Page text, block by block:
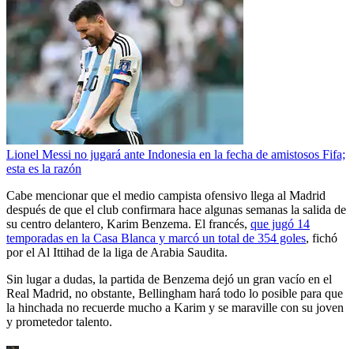
Lionel Messi no jugará ante Indonesia en la fecha de amistosos Fifa;
esta es la razón
Cabe mencionar que el medio campista ofensivo llega al Madrid
después de que el club confirmara hace algunas semanas la salida de
su centro delantero, Karim Benzema. El francés, que jugó 14
temporadas en la Casa Blanca y marcó un total de 354 goles, fichó
por el Al Ittihad de la liga de Arabia Saudita.
Sin lugar a dudas, la partida de Benzema dejó un gran vacío en el
Real Madrid, no obstante, Bellingham hará todo lo posible para que
la hinchada no recuerde mucho a Karim y se maraville con su joven
y prometedor talento.